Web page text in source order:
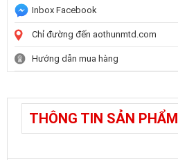
Inbox Facebook
Chỉ đường đến aothunmtd.com
Hướng dẫn mua hàng
THÔNG TIN SẢN PHẨM